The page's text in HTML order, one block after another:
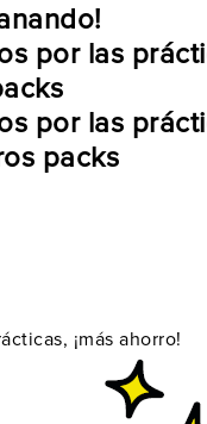
por las
por las
packs
¡más ahorro!